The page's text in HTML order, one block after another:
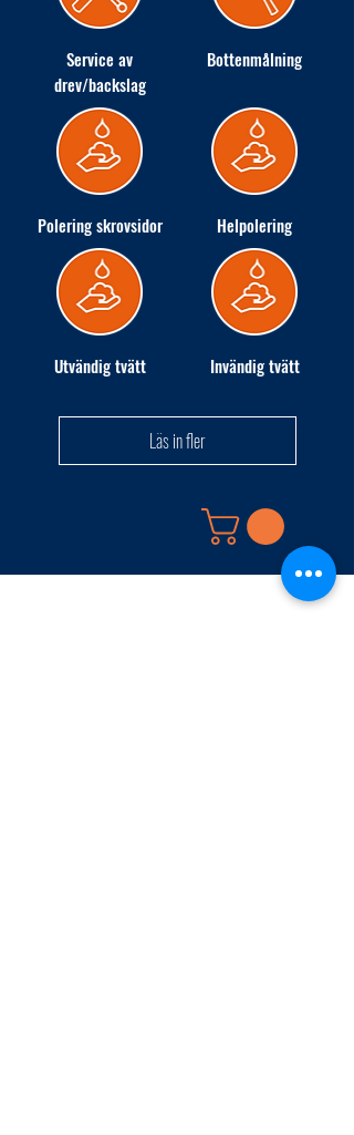
Service av
drev/backslag
Bottenmålning
Polering skrovsidor Helpolering
Utvändig tvätt Invändig tvätt
Läs in fler